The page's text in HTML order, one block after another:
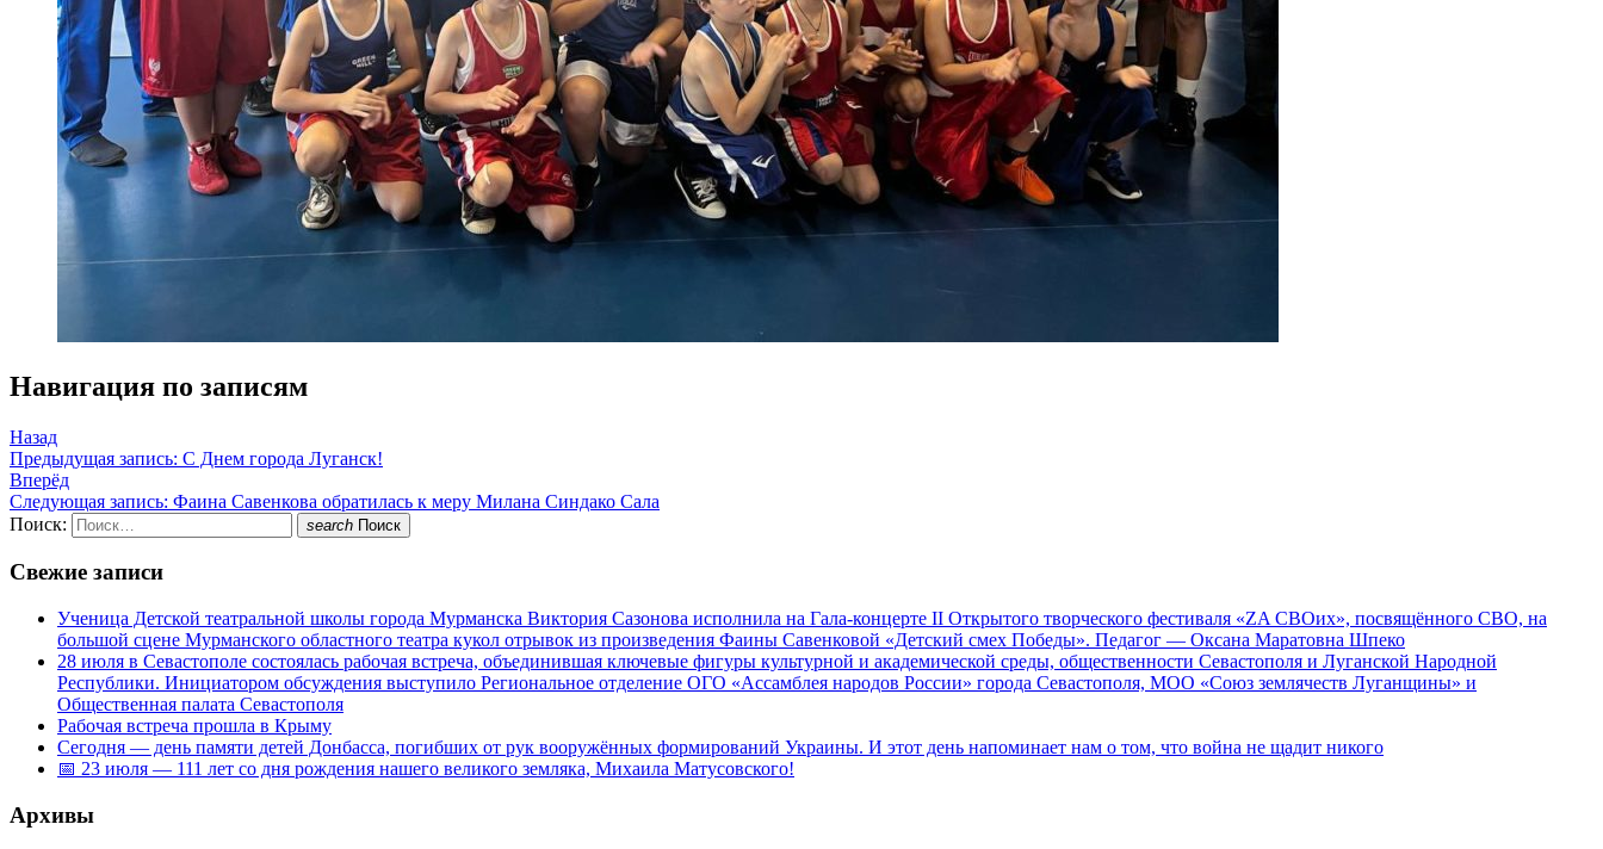
Навигация по записям
Назад
Предыдущая запись: С Днем города Луганск!
Вперёд
Следующая запись: Фаина Савенкова обратилась к меру Милана Синдако Сала
Поиск:
search Поиск
Свежие записи
Ученица Детской театральной школы города Мурманска Виктория Сазонова исполнила на Гала-концерте II Открытого творческого фестиваля «ZA СВОих», посвящённого СВО, на
большой сцене Мурманского областного театра кукол отрывок из произведения Фаины Савенковой «Детский смех Победы». Педагог — Оксана Маратовна Шпеко
28 июля в Севастополе состоялась рабочая встреча, объединившая ключевые фигуры культурной и академической среды, общественности Севастополя и Луганской Народной
Республики. Инициатором обсуждения выступило Региональное отделение ОГО «Ассамблея народов России» города Севастополя, МОО «Союз землячеств Луганщины» и
Общественная палата Севастополя
Рабочая встреча прошла в Крыму
Сегодня — день памяти детей Донбасса, погибших от рук вооружённых формирований Украины. И этот день напоминает нам о том, что война не щадит никого
📅 23 июля — 111 лет со дня рождения нашего великого земляка, Михаила Матусовского!
Архивы